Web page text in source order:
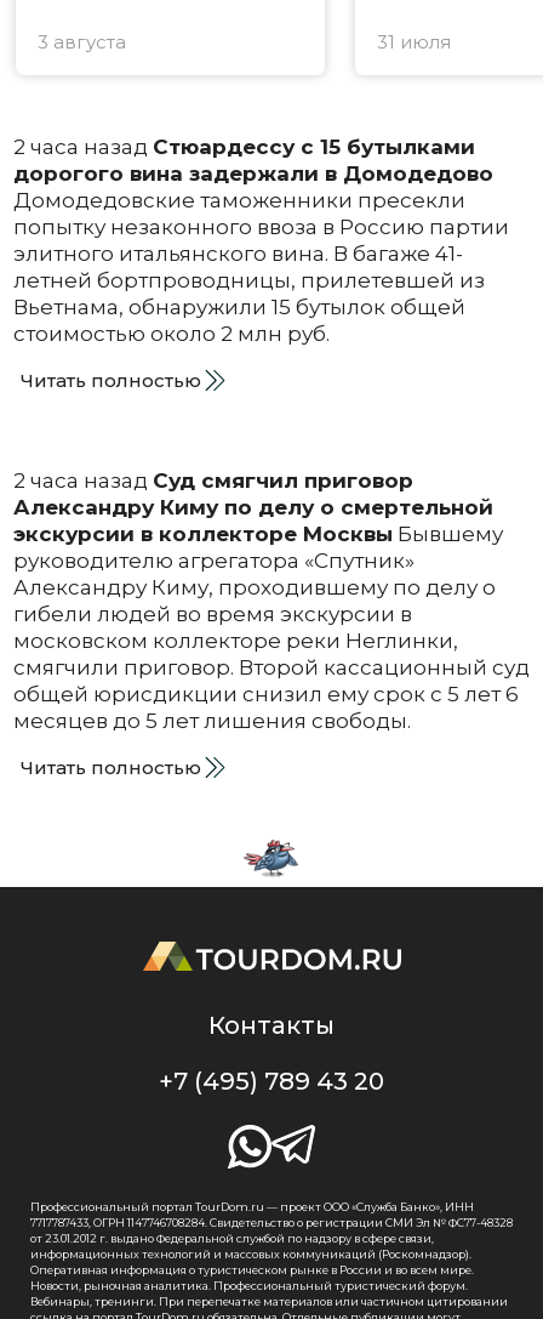
3 августа 31 июля
2 часа назад Стюардессу с 15 бутылками
дорогого вина задержали в Домодедово
Домодедовские таможенники пресекли
попытку незаконного ввоза в Россию партии
элитного итальянского вина. В багаже 41-
летней бортпроводницы, прилетевшей из
Вьетнама, обнаружили 15 бутылок общей
стоимостью около 2 млн руб.
Читать полностью
2 часа назад Суд смягчил приговор
Александру Киму по делу о смертельной
экскурсии в коллекторе Москвы Бывшему
руководителю агрегатора «Спутник»
Александру Киму, проходившему по делу о
гибели людей во время экскурсии в
московском коллекторе реки Неглинки,
смягчили приговор. Второй кассационный суд
общей юрисдикции снизил ему срок с 5 лет 6
месяцев до 5 лет лишения свободы.
Читать полностью
Контакты
+7 (495) 789 43 20
Профессиональный портал TourDom.ru — проект ООО «Служба Банко», ИНН
7717787433, ОГРН 1147746708284. Свидетельство о регистрации СМИ Эл № ФС77-48328
от 23.01.2012 г. выдано Федеральной службой по надзору в сфере связи,
информационных технологий и массовых коммуникаций (Роскомнадзор).
Оперативная информация о туристическом рынке в России и во всем мире.
Новости, рыночная аналитика. Профессиональный туристический форум.
Вебинары, тренинги. При перепечатке материалов или частичном цитировании